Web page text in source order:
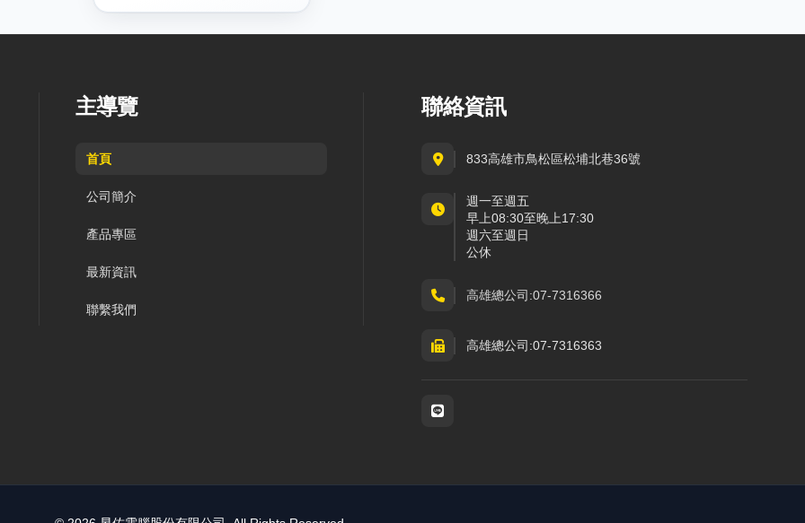
主導覽
首頁
公司簡介
產品專區
最新資訊
聯繫我們
聯絡資訊
833高雄市鳥松區松埔北巷36號
週一至週五
早上08:30至晚上17:30
週六至週日
公休
高雄總公司:07-7316366
高雄總公司:07-7316363
社群與通訊